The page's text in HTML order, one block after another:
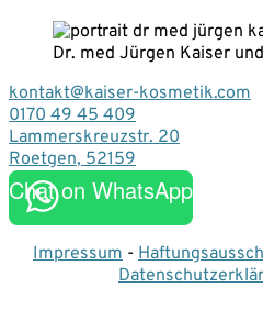
Dr. med Jürgen Kaiser
kontakt@kaiser-kosmetik.com
0170 49 45 409
Lammerskreuzstr. 20
Roetgen, 52159
Chat on WhatsApp
Impressum -